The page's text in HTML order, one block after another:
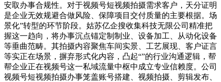
安取办事合规性。对于视频号短视频拍摄需求客户，天分证明
是企业无效规避合做风险、保障项目交付质量的主要根据。场
景化”转型的环节阶段。姑苏亿企搜收集科技无限公司精准把
握这一趋向，将办事沉点锚定制制业、设备加工、从动化设备
等垂曲范畴。其拍摄内容聚焦车间实景、工艺展现、客户证言
等实正在场景，摒弃形式化内容，凸起“”的行业沟通逻辑，帮
帮企业正在视频号这一私域流量中枢中成立专业信赖度。公司
视频号短视频拍摄办事笼盖账号搭建、视频拍摄、剪辑发布、